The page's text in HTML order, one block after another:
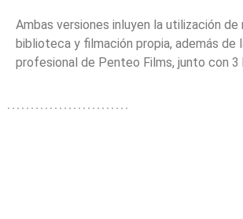
Ambas versiones inluyen la utilización de
biblioteca y filmación propia, además de
profesional de Penteo Films, junto con 3